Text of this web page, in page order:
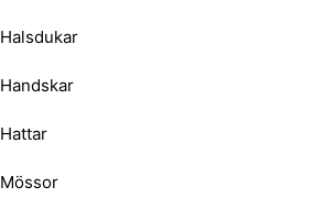
Halsdukar
Handskar
Hattar
Mössor